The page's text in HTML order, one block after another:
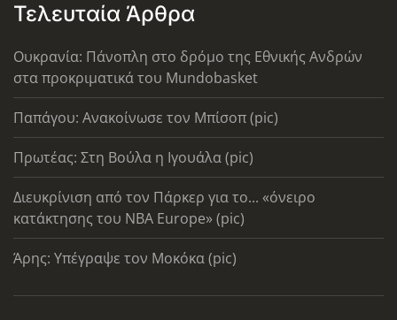
Τελευταία Άρθρα
Ουκρανία: Πάνοπλη στο δρόμο της Εθνικής Ανδρών
στα προκριματικά του Mundobasket
Παπάγου: Ανακοίνωσε τον Μπίσοπ (pic)
Πρωτέας: Στη Βούλα η Ιγουάλα (pic)
Διευκρίνιση από τον Πάρκερ για το... «όνειρο
κατάκτησης του ΝΒΑ Europe» (pic)
Άρης: Υπέγραψε τον Μοκόκα (pic)